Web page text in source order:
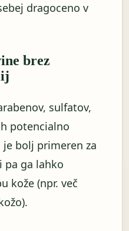
dragoceno v
brez
sulfatov,
potencialno
je bolj primeren za
pa ga lahko
kože (npr. več